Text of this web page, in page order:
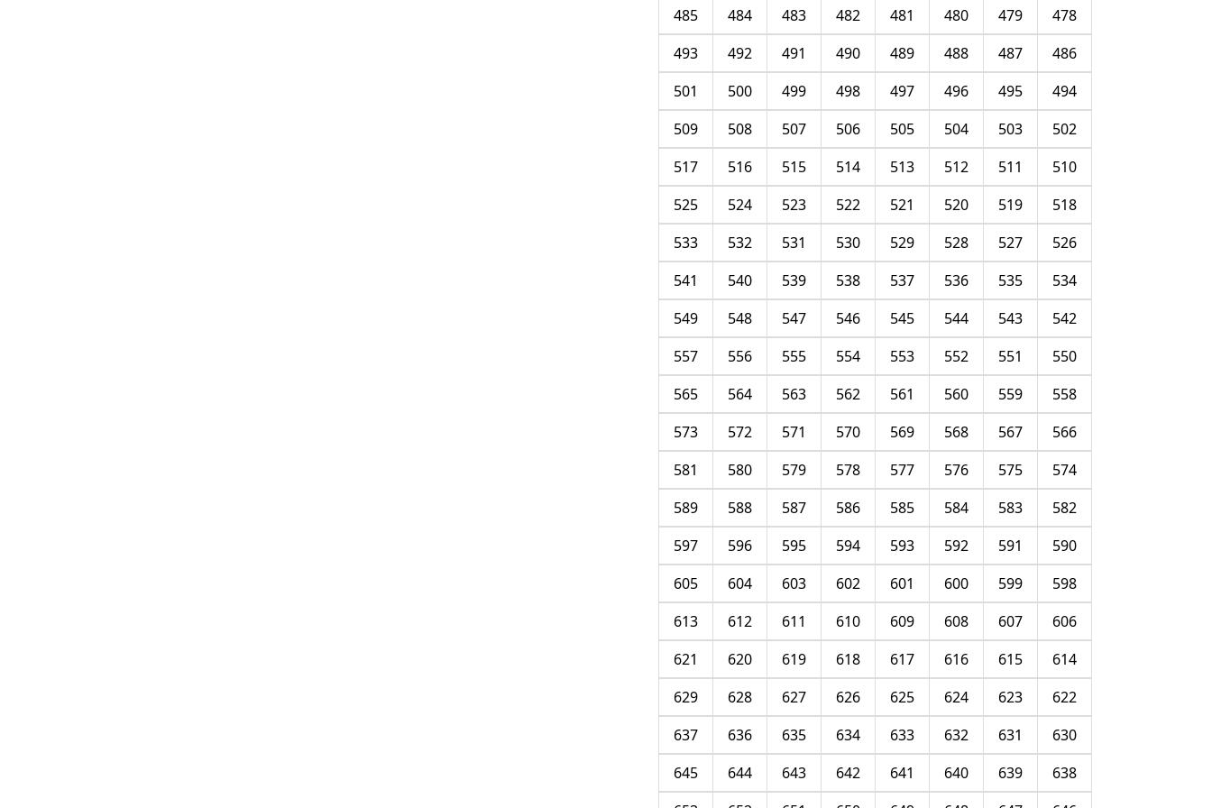
478
479
480
481
482
483
484
485
486
487
488
489
490
491
492
493
494
495
496
497
498
499
500
501
502
503
504
505
506
507
508
509
510
511
512
513
514
515
516
517
518
519
520
521
522
523
524
525
526
527
528
529
530
531
532
533
534
535
536
537
538
539
540
541
542
543
544
545
546
547
548
549
550
551
552
553
554
555
556
557
558
559
560
561
562
563
564
565
566
567
568
569
570
571
572
573
574
575
576
577
578
579
580
581
582
583
584
585
586
587
588
589
590
591
592
593
594
595
596
597
598
599
600
601
602
603
604
605
606
607
608
609
610
611
612
613
614
615
616
617
618
619
620
621
622
623
624
625
626
627
628
629
630
631
632
633
634
635
636
637
638
639
640
641
642
643
644
645